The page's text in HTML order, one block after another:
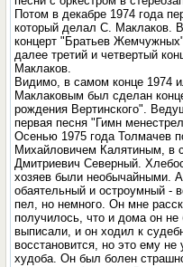
Потом в декабре 1974 года
который делал С. Маклаков.
концерт "Братьев
далее третий и четвертый
Маклаков.
Видимо, в самом конце 1974
Маклаковым был сделан
рождения Вертинского".
первая песня "Гимн
Осенью 1975 года Толмачев
Михайловичем Калятиным, в
Дмитриевич Северный.
хозяев были необычайными.
обаятельный и остроумный -
пел, но немного. Он мне
получилось, что и дома он
выписали, и он ходил к
восстановится, но это ему
худоба. Он был болен